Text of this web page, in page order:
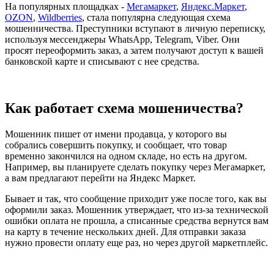
На популярных площадках - Мегамаркет, Яндекс.Маркет,
OZON, Wildberries, стала популярна следующая схема
мошенничества. Преступники вступают в личную переписку,
используя мессенджеры WhatsApp, Telegram, Viber. Они
просят переоформить заказ, а затем получают доступ к вашей
банковской карте и списывают с нее средства.
Как работает схема мошеничества?
Мошенник пишет от имени продавца, у которого вы
собрались совершить покупку, и сообщает, что товар
временно закончился на одном складе, но есть на другом.
Например, вы планируете сделать покупку через Мегамаркет,
а вам предлагают перейти на Яндекс Маркет.
Бывает и так, что сообщение приходит уже после того, как вы
оформили заказ. Мошенник утверждает, что из-за технической
ошибки оплата не прошла, а списанные средства вернутся вам
на карту в течение нескольких дней. Для отправки заказа
нужно провести оплату еще раз, но через другой маркетплейс.